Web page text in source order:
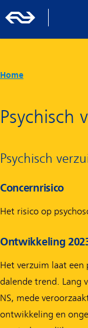
Home
Psychisch
Psychisch
Concernrisico
Het risico op
Ontwikkeling
Het verzuim laat
dalende trend. Lang
NS, mede
ontwikkeling en